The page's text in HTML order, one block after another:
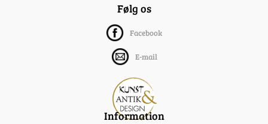
Følg os
Facebook
E-mail
Information